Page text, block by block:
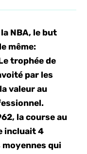
NBA, le but
même:
trophée de
par les
valeur au
la course au
incluait 4
qui